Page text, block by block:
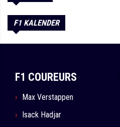
F1 KALENDER
F1 COUREURS
Max Verstappen
Isack Hadjar